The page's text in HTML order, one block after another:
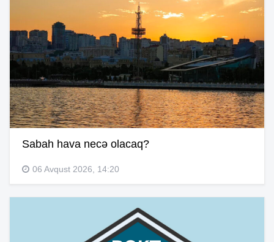
Sabah hava necə olacaq?
06 Avqust 2026, 14:20